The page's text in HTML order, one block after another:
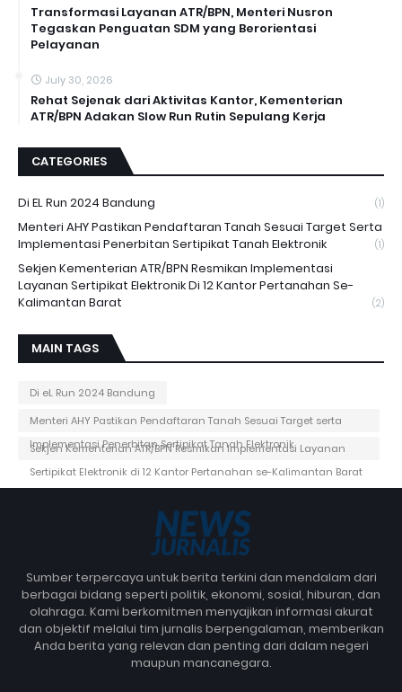
Transformasi Layanan ATR/BPN, Menteri Nusron
Tegaskan Penguatan SDM yang Berorientasi
Pelayanan
July 30, 2026
Rehat Sejenak dari Aktivitas Kantor, Kementerian
ATR/BPN Adakan Slow Run Rutin Sepulang Kerja
CATEGORIES
Di EL Run 2024 Bandung (1)
Menteri AHY Pastikan Pendaftaran Tanah Sesuai Target Serta
Implementasi Penerbitan Sertipikat Tanah Elektronik
(1)
Sekjen Kementerian ATR/BPN Resmikan Implementasi
Layanan Sertipikat Elektronik Di 12 Kantor Pertanahan Se-
Kalimantan Barat
(2)
MAIN TAGS
Di eL Run 2024 Bandung
Menteri AHY Pastikan Pendaftaran Tanah Sesuai Target serta
Implementasi Penerbitan Sertipikat Tanah Elektronik
Sekjen Kementerian ATR/BPN Resmikan Implementasi Layanan
Sertipikat Elektronik di 12 Kantor Pertanahan se-Kalimantan Barat
Sumber terpercaya untuk berita terkini dan mendalam dari
berbagai bidang seperti politik, ekonomi, sosial, hiburan, dan
olahraga. Kami berkomitmen menyajikan informasi akurat
dan objektif melalui tim jurnalis berpengalaman, memberikan
Anda berita yang relevan dan penting dari dalam negeri
maupun mancanegara.